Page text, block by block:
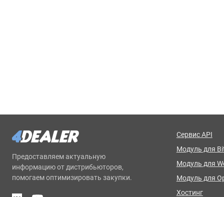
Предоставляем актуальную
информацию от дистрибьюторов,
помогаем оптимизировать закупки.
Сервис API
Модуль для
Модуль для
Модуль для
Хостинг